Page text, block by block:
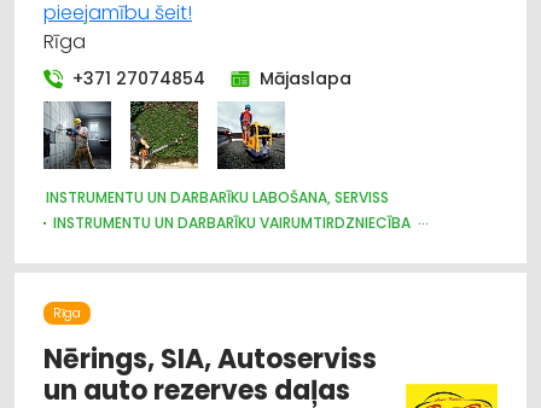
pieejamību šeit!
Rīga
+371 27074854 Mājaslapa
INSTRUMENTU UN DARBARĪKU LABOŠANA, SERVISS
INSTRUMENTU UN DARBARĪKU VAIRUMTIRDZNIECĪBA
CELTNIECĪBAS TEHNIKA UN IEKĀRTAS; NOMA
CELTNIECĪBAS TEHNIKA UN IEKĀRTAS; TIRDZNIECĪBA, SERVISS
CELTNIECĪBAS UN REMONTA DARBI
DĀRZA TEHNIKA UN INVENTĀRS
BŪVMATERIĀLU, BŪVKONSTRUKCIJU TIRDZNIECĪBA
Rīga
Nērings, SIA, Autoserviss
un auto rezerves daļas